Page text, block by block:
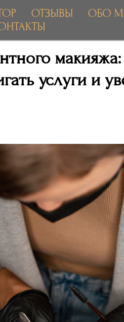
ОТЗЫВЫ
ОБО
услуги и